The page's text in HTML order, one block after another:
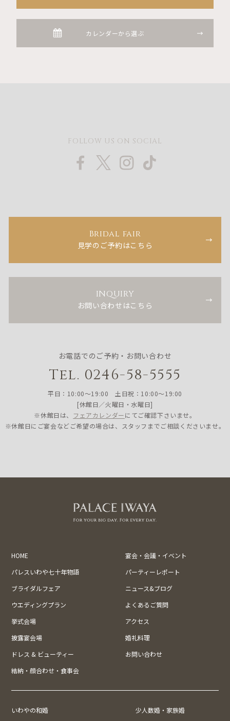
カレンダーから選ぶ
FOLLOW US ON SOCIAL
Bridal fair
見学のご予約はこちら
INQUIRY
お問い合わせはこちら
お電話でのご予約・お問い合わせ
Tel. 0246-58-5555
平日：10:00〜19:00 土日祝：10:00〜19:00
[休館日／火曜日・水曜日]
※休館日は、 フェアカレンダーにてご確認下さいませ。
※休館日にご宴会などご希望の場合は、スタッフまでご相談くださいませ。
HOME
宴会・会議・イベント
パレスいわや七十年物語
パーティーレポート
ブライダルフェア
ニュース&ブログ
ウエディングプラン
よくあるご質問
挙式会場
アクセス
披露宴会場
婚礼料理
ドレス & ビューティー
お問い合わせ
結納・顔合わせ・食事会
いわやの和婚 少人数婚・家族婚